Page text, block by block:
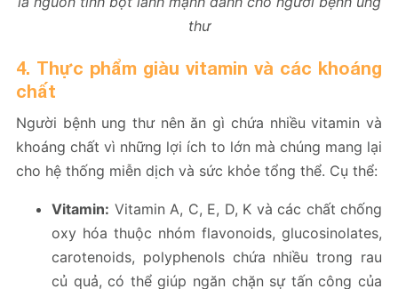
thư
4. Thực phẩm giàu vitamin và các khoáng
chất
Người bệnh ung thư nên ăn gì chứa nhiều vitamin và
khoáng chất vì những lợi ích to lớn mà chúng mang lại
cho hệ thống miễn dịch và sức khỏe tổng thể. Cụ thể:
Vitamin: Vitamin A, C, E, D, K và các chất chống
oxy hóa thuộc nhóm flavonoids, glucosinolates,
carotenoids, polyphenols chứa nhiều trong rau
củ quả, có thể giúp ngăn chặn sự tấn công của